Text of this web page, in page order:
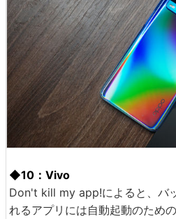
◆10：Vivo
Don't kill my app!によると、バ
れるアプリには自動起動のため